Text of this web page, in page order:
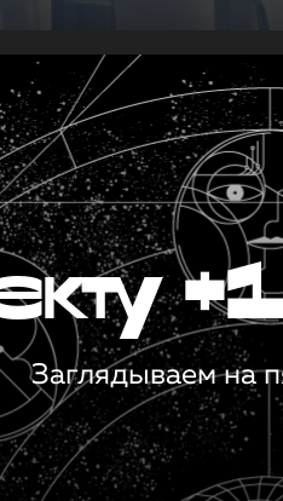
Заглядываем на